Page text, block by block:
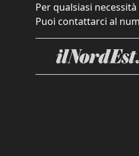
Per qualsiasi
Puoi contattarci al